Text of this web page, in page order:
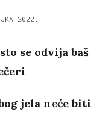
2022.
se odvija baš
jela neće biti